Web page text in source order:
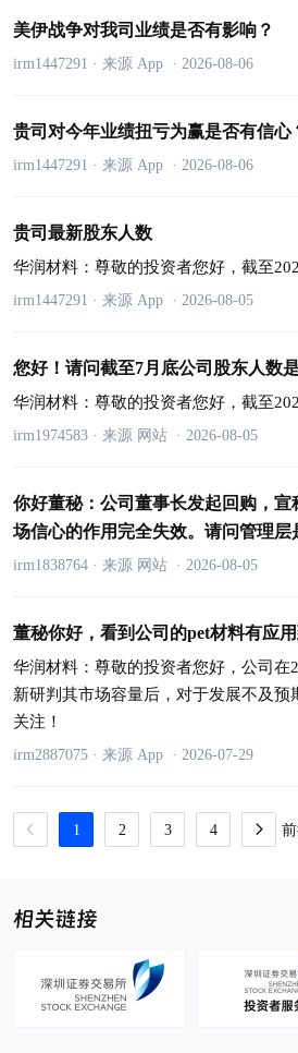
美伊战争对我司业绩是否有影响？
irm1447291 · 来源 App · 2026-08-06
贵司对今年业绩扭亏为赢是否有信心
irm1447291 · 来源 App · 2026-08-06
贵司最新股东人数
华润材料： 尊敬的投资者您好，截至
irm1447291 · 来源 App · 2026-08-05
您好！请问截至7月底公司股东人数
华润材料： 尊敬的投资者您好，截至
irm1974583 · 来源 网站 · 2026-08-05
你好董秘：公司董事长发起回购，
场信心的作用完全失效。请问管理
irm1838764 · 来源 网站 · 2026-08-05
董秘你好，看到公司的pet材料有应
华润材料： 尊敬的投资者您好，公司在
新研判其市场容量后，对于发展不及
关注！
irm2887075 · 来源 App · 2026-07-29
1 2 3 4